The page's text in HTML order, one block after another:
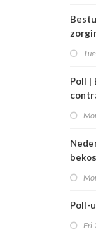
Poll |
Poll-
Fri